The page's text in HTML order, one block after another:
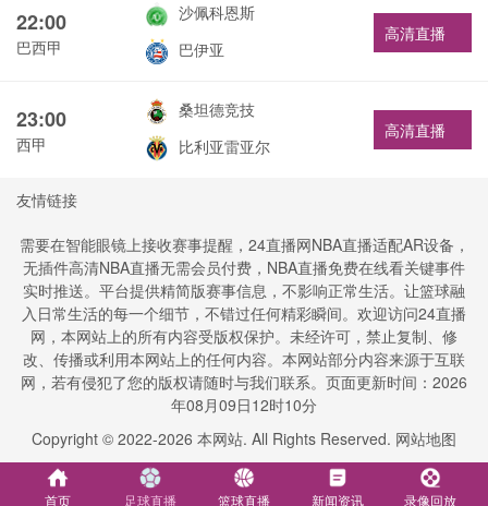
22:00
巴西甲
沙佩科恩斯
巴伊亚
高清直播
23:00
西甲
桑坦德竞技
比利亚雷亚尔
高清直播
友情链接
需要在智能眼镜上接收赛事提醒，24直播网NBA直播适配AR设备，
无插件高清NBA直播无需会员付费，NBA直播免费在线看关键事件
实时推送。平台提供精简版赛事信息，不影响正常生活。让篮球融
入日常生活的每一个细节，不错过任何精彩瞬间。欢迎访问24直播
网，本网站上的所有内容受版权保护。未经许可，禁止复制、修
改、传播或利用本网站上的任何内容。本网站部分内容来源于互联
网，若有侵犯了您的版权请随时与我们联系。页面更新时间：2026
年08月09日12时10分
Copyright © 2022-2026 本网站. All Rights Reserved. 网站地图
首页 足球直播 篮球直播 新闻资讯 录像回放